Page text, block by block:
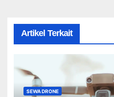
Artikel Terkait
SEWA DRONE